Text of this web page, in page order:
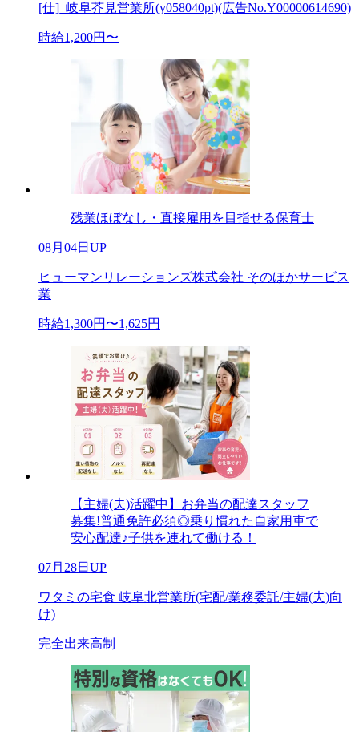
[仕]_岐阜芥見営業所(y058040pt)(広告No.Y00000614690)
時給1,200円〜
残業ほぼなし・直接雇用を目指せる保育士
08月04日UP
ヒューマンリレーションズ株式会社 そのほかサービス
業
時給1,300円〜1,625円
【主婦(夫)活躍中】お弁当の配達スタッフ
募集!普通免許必須◎乗り慣れた自家用車で
安心配達♪子供を連れて働ける！
07月28日UP
ワタミの宅食 岐阜北営業所(宅配/業務委託/主婦(夫)向
け)
完全出来高制